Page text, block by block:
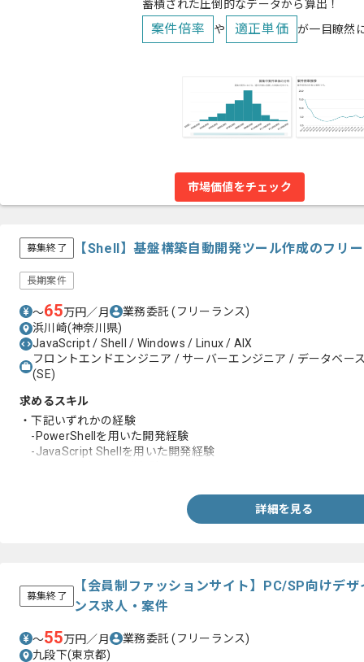
蓄積された圧倒的なデータから算出！
案件倍率 や 適正単価 が一目瞭然
市場価値をチェック
募集終了 【Shell】基盤構築自動開発ツール作成のフリ
長期案件
〜65万円／月 業務委託(フリーランス)
浜川崎(神奈川県)
JavaScript / Shell / Windows / Linux / AIX
フロントエンドエンジニア / サーバーエンジニア / データベー
(SE)
求めるスキル
・下記いずれかの経験
-PowerShellを用いた開発経験
-JavaScript Shellを用いた開発経験
詳細を見る
募集終了
【会員制ファッションサイト】PC/SP向けデ
ンス求人・案件
〜55万円／月 業務委託(フリーランス)
九段下(東京都)